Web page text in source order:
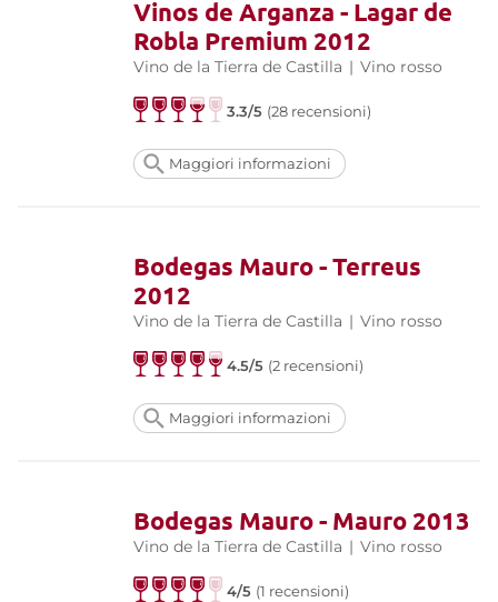
Vinos de Arganza - Lagar de
Robla Premium 2012
Vino de la Tierra de Castilla | Vino rosso
3.3/5 (28 recensioni)
Maggiori informazioni
Bodegas Mauro - Terreus
2012
Vino de la Tierra de Castilla | Vino rosso
4.5/5 (2 recensioni)
Maggiori informazioni
Bodegas Mauro - Mauro 2013
Vino de la Tierra de Castilla | Vino rosso
4/5 (1 recensioni)